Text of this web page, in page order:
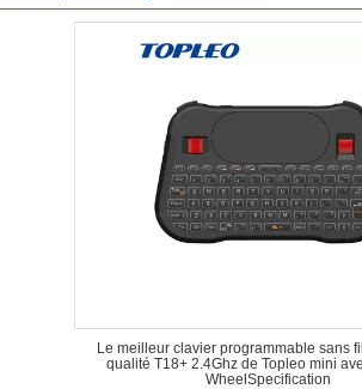
Le meilleur clavier programmable sans
qualité T18+ 2.4Ghz de Topleo mini
WheelSpecification